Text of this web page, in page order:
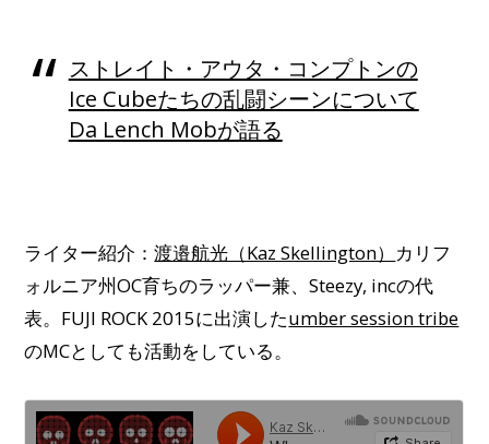
ストレイト・アウタ・コンプトンの
Ice Cubeたちの乱闘シーンについて
Da Lench Mobが語る
ライター紹介：渡邉航光（Kaz Skellington） カリフ
ォルニア州OC育ちのラッパー兼、Steezy, incの代
表。FUJI ROCK 2015に出演したumber session tribe
のMCとしても活動をしている。